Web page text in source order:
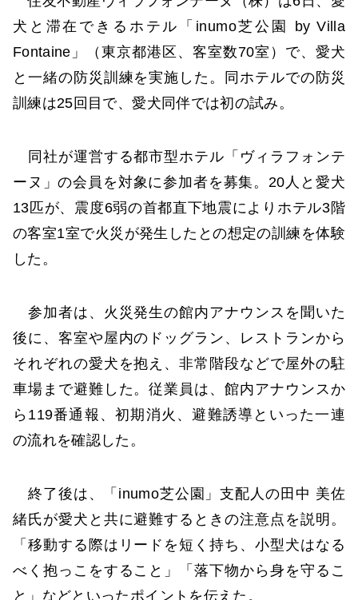
犬と滞在できるホテル「inumo芝公園 by Villa
Fontaine」（東京都港区、客室数70室）で、愛犬
と一緒の防災訓練を実施した。同ホテルでの防災
訓練は25回目で、愛犬同伴では初の試み。
同社が運営する都市型ホテル「ヴィラフォンテ
ーヌ」の会員を対象に参加者を募集。20人と愛犬
13匹が、震度6弱の首都直下地震によりホテル3階
の客室1室で火災が発生したとの想定の訓練を体験
した。
参加者は、火災発生の館内アナウンスを聞いた
後に、客室や屋内のドッグラン、レストランから
それぞれの愛犬を抱え、非常階段などで屋外の駐
車場まで避難した。従業員は、館内アナウンスか
ら119番通報、初期消火、避難誘導といった一連
の流れを確認した。
終了後は、「inumo芝公園」支配人の田中 美佐
緒氏が愛犬と共に避難するときの注意点を説明。
「移動する際はリードを短く持ち、小型犬はなる
べく抱っこをすること」「落下物から身を守るこ
と」などといったポイントを伝えた。